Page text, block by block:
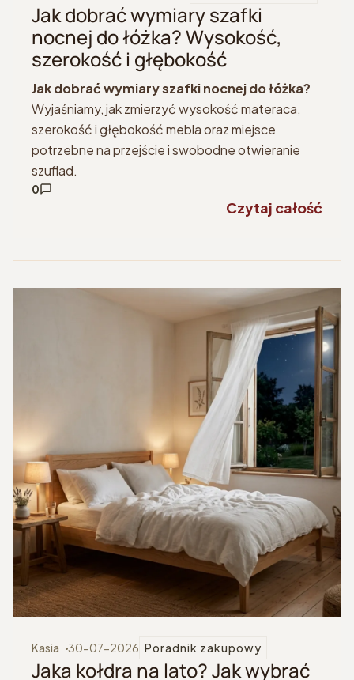
Jak dobrać wymiary szafki
nocnej do łóżka? Wysokość,
szerokość i głębokość
Jak dobrać wymiary szafki nocnej do łóżka?
Wyjaśniamy, jak zmierzyć wysokość materaca,
szerokość i głębokość mebla oraz miejsce
potrzebne na przejście i swobodne otwieranie
szuflad.
0
Czytaj całość
Kasia 30-07-2026 Poradnik zakupowy
Jaka kołdra na lato? Jak wybrać